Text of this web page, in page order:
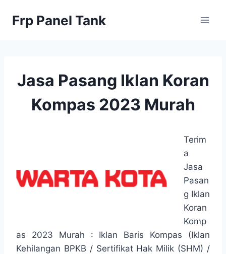
Frp Panel Tank
Jasa Pasang Iklan Koran
Kompas 2023 Murah
Terim
a
Jasa
Pasan
g Iklan
Koran
Komp
as 2023 Murah : Iklan Baris Kompas (Iklan
Kehilangan BPKB / Sertifikat Hak Milik (SHM) /